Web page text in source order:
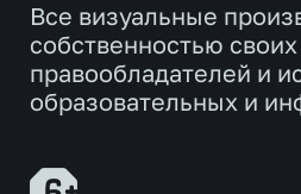
Все визуальные
собственностью
правообладателей и
образовательных и